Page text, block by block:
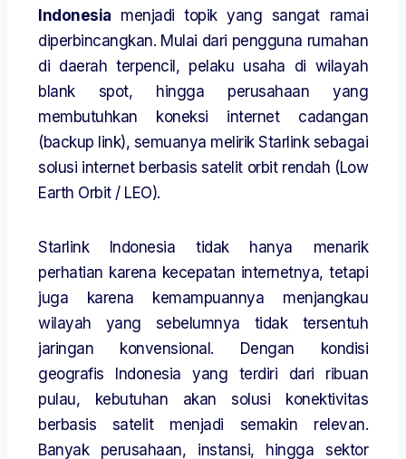
Indonesia menjadi topik yang sangat ramai
diperbincangkan. Mulai dari pengguna rumahan
di daerah terpencil, pelaku usaha di wilayah
blank spot, hingga perusahaan yang
membutuhkan koneksi internet cadangan
(backup link), semuanya melirik Starlink sebagai
solusi internet berbasis satelit orbit rendah (Low
Earth Orbit / LEO).
Starlink Indonesia tidak hanya menarik
perhatian karena kecepatan internetnya, tetapi
juga karena kemampuannya menjangkau
wilayah yang sebelumnya tidak tersentuh
jaringan konvensional. Dengan kondisi
geografis Indonesia yang terdiri dari ribuan
pulau, kebutuhan akan solusi konektivitas
berbasis satelit menjadi semakin relevan.
Banyak perusahaan, instansi, hingga sektor